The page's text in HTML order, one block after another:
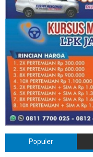
Populer